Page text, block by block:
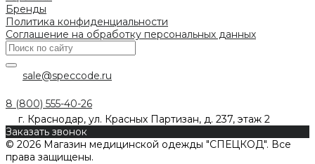
Бренды
Политика конфиденциальности
Соглашение на обработку персональных данных
sale@speccode.ru
8 (800) 555-40-26
г. Краснодар, ул. Красных Партизан, д. 237, этаж 2
Заказать звонок
© 2026 Магазин медицинской одежды "СПЕЦКОД". Все
права защищены.